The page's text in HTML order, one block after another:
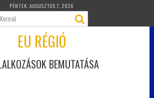
PÉNTEK, AUGUSZTUS 7, 2026
EU RÉGIÓ
BEMUTATÁSA